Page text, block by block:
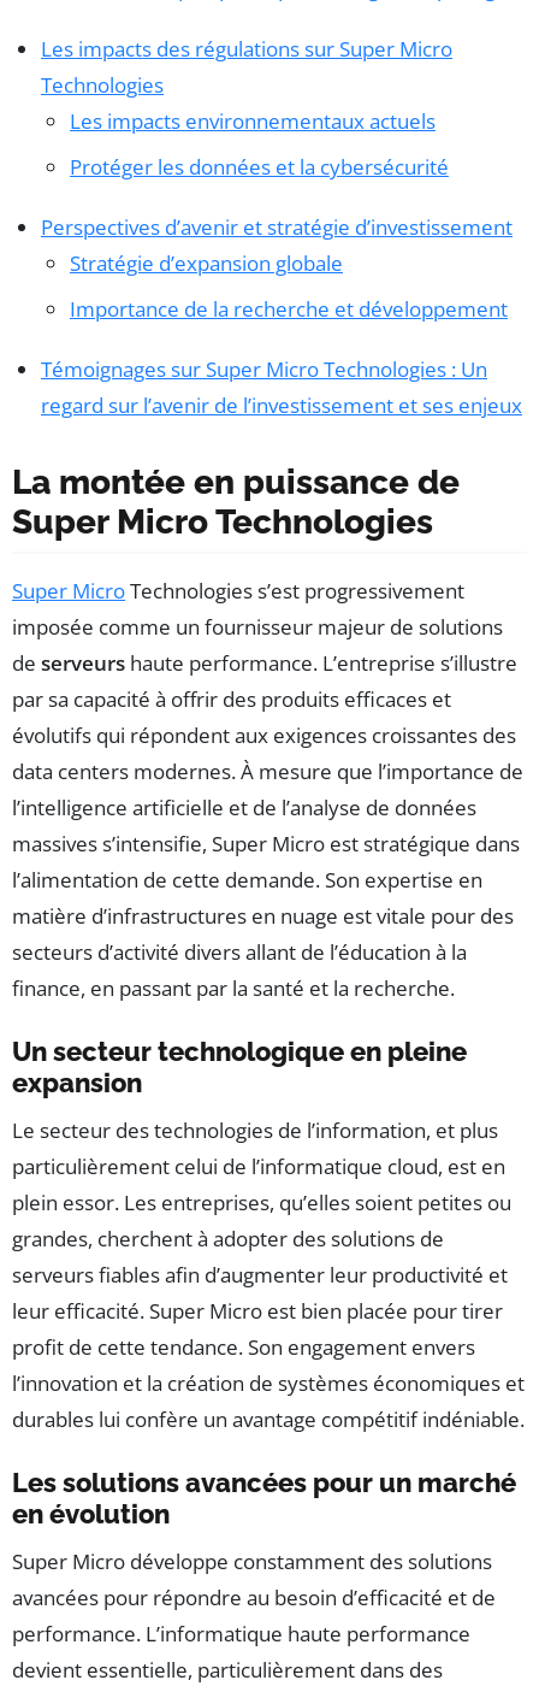
Les impacts des régulations sur Super Micro
Technologies
Les impacts environnementaux actuels
Protéger les données et la cybersécurité
Perspectives d’avenir et stratégie d’investissement
Stratégie d’expansion globale
Importance de la recherche et développement
Témoignages sur Super Micro Technologies : Un
regard sur l’avenir de l’investissement et ses enjeux
La montée en puissance de
Super Micro Technologies
Super MicroTechnologies s’est progressivement
imposée comme un fournisseur majeur de solutions
de serveurs haute performance. L’entreprise s’illustre
par sa capacité à offrir des produits efficaces et
évolutifs qui répondent aux exigences croissantes des
data centers modernes. À mesure que l’importance de
l’intelligence artificielle et de l’analyse de données
massives s’intensifie, Super Micro est stratégique dans
l’alimentation de cette demande. Son expertise en
matière d’infrastructures en nuage est vitale pour des
secteurs d’activité divers allant de l’éducation à la
finance, en passant par la santé et la recherche.
Un secteur technologique en pleine
expansion
Le secteur des technologies de l’information, et plus
particulièrement celui de l’informatique cloud, est en
plein essor. Les entreprises, qu’elles soient petites ou
grandes, cherchent à adopter des solutions de
serveurs fiables afin d’augmenter leur productivité et
leur efficacité. Super Micro est bien placée pour tirer
profit de cette tendance. Son engagement envers
l’innovation et la création de systèmes économiques et
durables lui confère un avantage compétitif indéniable.
Les solutions avancées pour un marché
en évolution
Super Micro développe constamment des solutions
avancées pour répondre au besoin d’efficacité et de
performance. L’informatique haute performance
devient essentielle, particulièrement dans des